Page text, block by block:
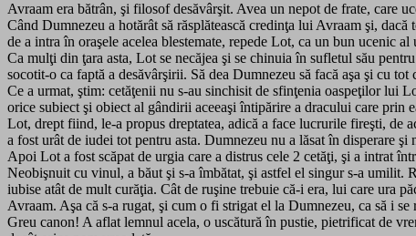
Avraam era bătrân, şi filosof desăvârşit. Avea un nepot de frate, care
Când Dumnezeu a hotărât să răsplătească credinţa lui Avraam şi,
de a intra în oraşele acelea blestemate, repede Lot, ca un bun ucenic
Ca mulţi din ţara asta, Lot se necăjea şi se chinuia în sufletul său
socotit-o ca faptă a desăvârşirii. Să dea Dumnezeu să facă aşa şi cu
Ce a urmat, ştim: cetăţenii nu s-au sinchisit de sfinţenia oaspeţilor lui
orice subiect şi obiect al gândirii aceeaşi întipărire a dracului care prin
Lot, drept fiind, le-a propus dreptatea, adică a face lucrurile fireşti, de
a fost urât de iudei tot pentru asta. Dumnezeu nu a lăsat în disperare
Apoi Lot a fost scăpat de urgia care a distrus cele 2 cetăţi, şi a intrat
Neobişnuit cu vinul, a băut şi s-a îmbătat, şi astfel el singur s-a umilit.
iubise atât de mult curăţia. Cât de ruşine trebuie că-i era, lui care ura
Avraam. Aşa că s-a rugat, şi cum o fi strigat el la Dumnezeu, ca să i
Greu canon! A aflat lemnul acela, o uscătură în pustie, pietrificat de